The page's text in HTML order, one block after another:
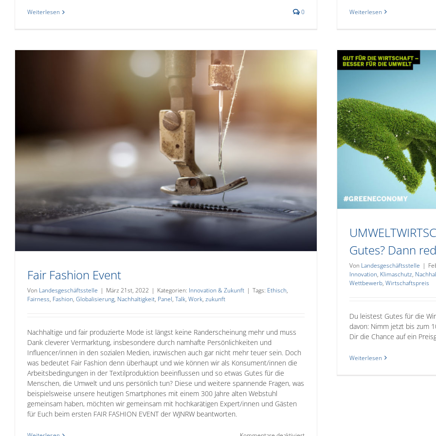
Weiterlesen 0 Weiterlesen
Fair Fashion Event
Von Landesgeschäftsstelle | März 21st, 2022 | Kategorien: Innovation & Zukunft | Tags: Ethisch,
Fairness, Fashion, Globalisierung, Nachhaltigkeit, Panel, Talk, Work, zukunft
Nachhaltige und fair produzierte Mode ist längst keine Randerscheinung mehr und muss
Dank cleverer Vermarktung, insbesondere durch namhafte Persönlichkeiten und
Influencer/innen in den sozialen Medien, inzwischen auch gar nicht mehr teuer sein. Doch
was bedeutet Fair Fashion denn überhaupt und wie können wir als Konsument/innen die
Arbeitsbedingungen in der Textilproduktion beeinflussen und so etwas Gutes für die
Menschen, die Umwelt und uns persönlich tun? Diese und weitere spannende Fragen, was
beispielsweise unsere heutigen Smartphones mit einem 300 Jahre alten Webstuhl
gemeinsam haben, möchten wir gemeinsam mit hochkarätigen Expert/innen und Gästen
für Euch beim ersten FAIR FASHION EVENT der WJNRW beantworten.
UMWELTWIRTSCHAFTPREIS.NRW 2022 | Du tust
Gutes? Dann rede darüber!
Allgemein
Gutes? Dann
Von Landesgeschäftsstelle |
Innovation, Klimaschutz,
Wettbewerb, Wirtschaftspreis
Du leistest Gutes für die
davon: Nimm jetzt bis zum
Dir die Chance auf ein
Weiterlesen